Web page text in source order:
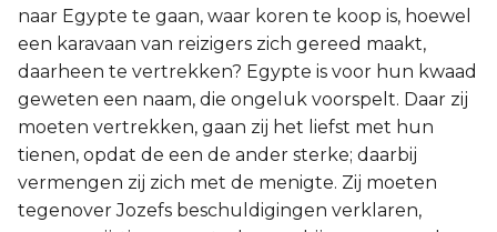
Titus
Filémon
Hebreeën
Jakobus
naar Egypte te gaan, waar koren te koop is, hoewel
een karavaan van reizigers zich gereed maakt,
daarheen te vertrekken? Egypte is voor hun kwaad
geweten een naam, die ongeluk voorspelt. Daar zij
moeten vertrekken, gaan zij het liefst met hun
tienen, opdat de een de ander sterke; daarbij
vermengen zij zich met de menigte. Zij moeten
tegenover Jozefs beschuldigingen verklaren,